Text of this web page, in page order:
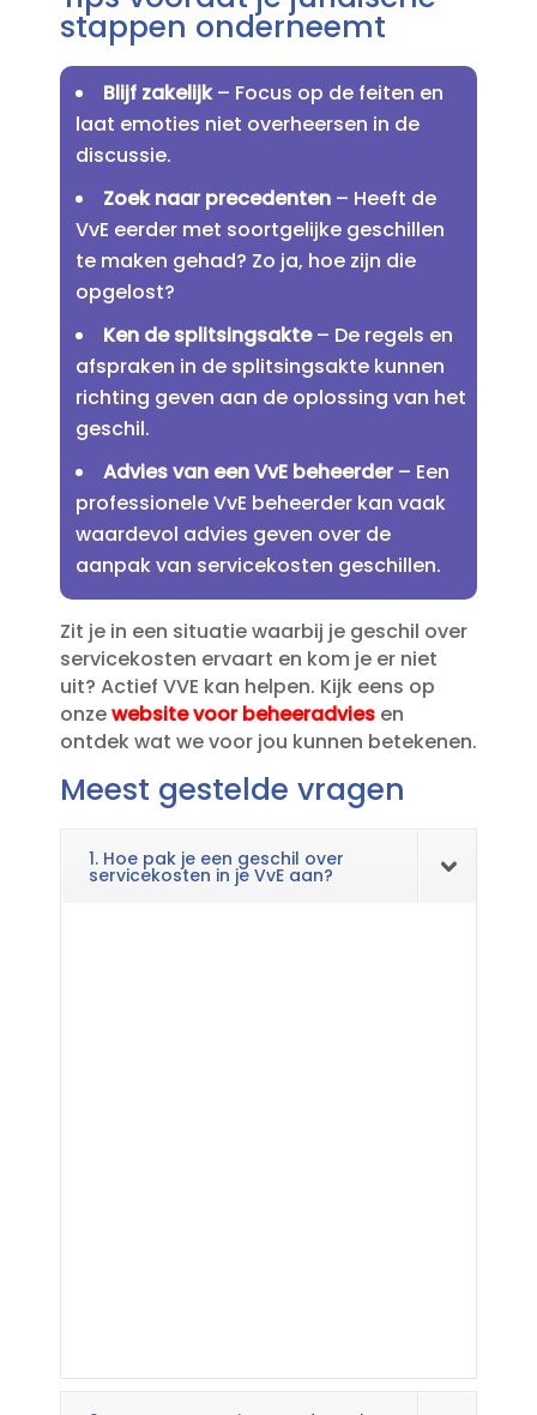
stappen onderneemt
Blijf zakelijk– Focus op de feiten en
laat emoties niet overheersen in de
discussie.​
Zoek naar precedenten– Heeft de
VvE eerder met soortgelijke geschillen
te maken gehad? Zo ja, hoe zijn die
opgelost?
Ken de splitsingsakte– De regels en
afspraken in de splitsingsakte kunnen
richting geven aan de oplossing van het
geschil.​
Advies van een VvE beheerder– Een
professionele VvE beheerder kan vaak
waardevol advies geven over de
aanpak van servicekosten geschillen.​
Zit je in een situatie waarbij je geschil over
servicekosten ervaart en kom je er niet
uit? Actief VVE kan helpen.​ Kijk eens op
onzewebsite voor beheeradviesen
ontdek wat we voor jou kunnen betekenen.​
Meest gestelde vragen
1. Hoe pak je een geschil over
servicekosten in je VvE aan?